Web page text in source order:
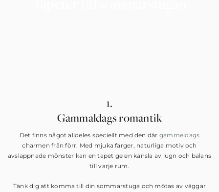
1.
Gammaldags romantik
Det finns något alldeles speciellt med den där gammeldags
charmen från förr. Med mjuka färger, naturliga motiv och
avslappnade mönster kan en tapet ge en känsla av lugn och balans
till varje rum.
Tänk dig att komma till din sommarstuga och mötas av väggar